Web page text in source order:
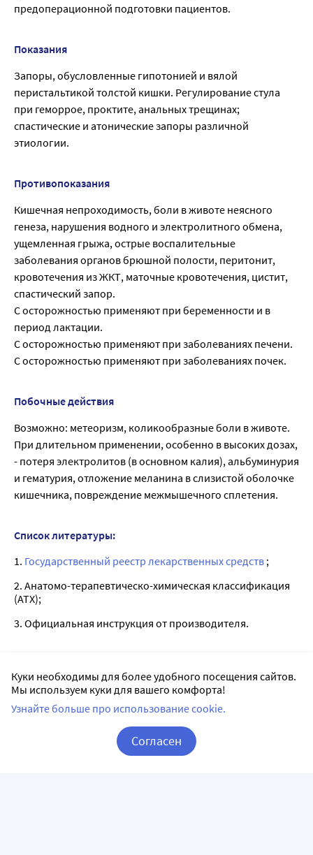
предоперационной подготовки пациентов.
Показания
Запоры, обусловленные гипотонией и вялой
перистальтикой толстой кишки. Регулирование стула
при геморрое, проктите, анальных трещинах;
спастические и атонические запоры различной
этиологии.
Противопоказания
Кишечная непроходимость, боли в животе неясного
генеза, нарушения водного и электролитного обмена,
ущемленная грыжа, острые воспалительные
заболевания органов брюшной полости, перитонит,
кровотечения из ЖКТ, маточные кровотечения, цистит,
спастический запор.
С осторожностью применяют при беременности и в
период лактации.
С осторожностью применяют при заболеваниях печени.
С осторожностью применяют при заболеваниях почек.
Побочные действия
Возможно: метеоризм, коликообразные боли в животе.
При длительном применении, особенно в высоких дозах,
- потеря электролитов (в основном калия), альбуминурия
и гематурия, отложение меланина в слизистой оболочке
кишечника, повреждение межмышечного сплетения.
Список литературы:
1. Государственный реестр лекарственных средств ;
2. Анатомо-терапевтическо-химическая классификация
(ATX);
3. Официальная инструкция от производителя.
Лицензии
Куки необходимы для более удобного посещения сайтов.
Мы используем куки для вашего комфорта!
Узнайте больше про использование cookie.
Согласен